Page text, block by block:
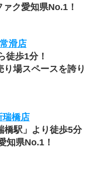
ク愛知県No.1！
滑店
徒歩1分！
瑞橋店
橋駅」より徒歩5分
知県No.1！